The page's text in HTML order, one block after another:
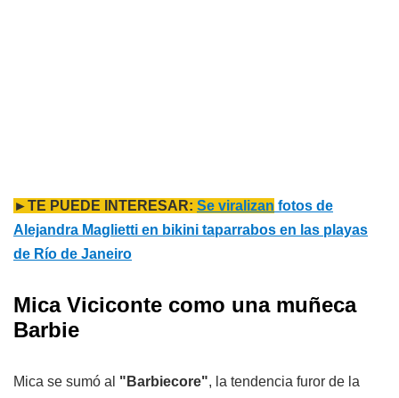
►TE PUEDE INTERESAR: Se viralizan fotos de
Alejandra Maglietti en bikini taparrabos en las playas
de Río de Janeiro
Mica Viciconte como una muñeca
Barbie
Mica se sumó al "Barbiecore", la tendencia furor de la